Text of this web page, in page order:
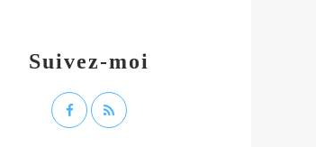
Suivez-moi